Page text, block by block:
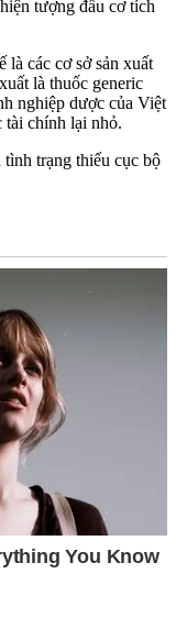
tượng đầu cơ tích
là các cơ sở sản xuất
là thuốc generic
nghiệp dược của Việt
tài chính lại nhỏ.
trạng thiếu cục bộ